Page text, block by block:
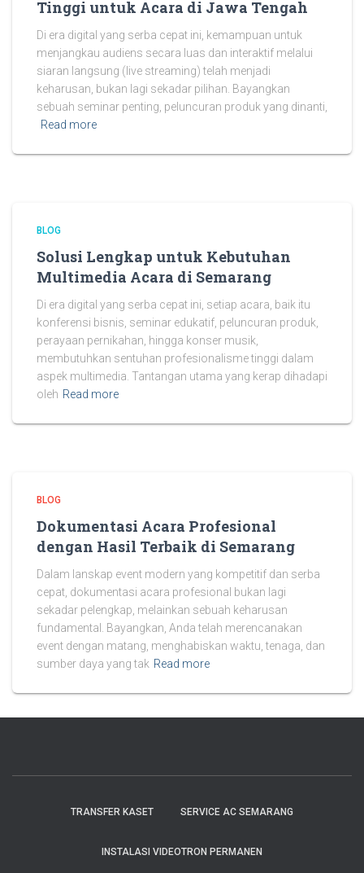
Tinggi untuk Acara di Jawa Tengah
Di era digital yang serba cepat ini, kemampuan untuk
menjangkau audiens secara luas dan interaktif melalui
siaran langsung (live streaming) telah menjadi
keharusan, bukan lagi sekadar pilihan. Bayangkan
sebuah seminar penting, peluncuran produk yang dinanti,
Read more
BLOG
Solusi Lengkap untuk Kebutuhan
Multimedia Acara di Semarang
Di era digital yang serba cepat ini, setiap acara, baik itu
konferensi bisnis, seminar edukatif, peluncuran produk,
perayaan pernikahan, hingga konser musik,
membutuhkan sentuhan profesionalisme tinggi dalam
aspek multimedia. Tantangan utama yang kerap dihadapi
oleh Read more
BLOG
Dokumentasi Acara Profesional
dengan Hasil Terbaik di Semarang
Dalam lanskap event modern yang kompetitif dan serba
cepat, dokumentasi acara profesional bukan lagi
sekadar pelengkap, melainkan sebuah keharusan
fundamental. Bayangkan, Anda telah merencanakan
event dengan matang, menghabiskan waktu, tenaga, dan
sumber daya yang tak Read more
TRANSFER KASET SERVICE AC SEMARANG
INSTALASI VIDEOTRON PERMANEN